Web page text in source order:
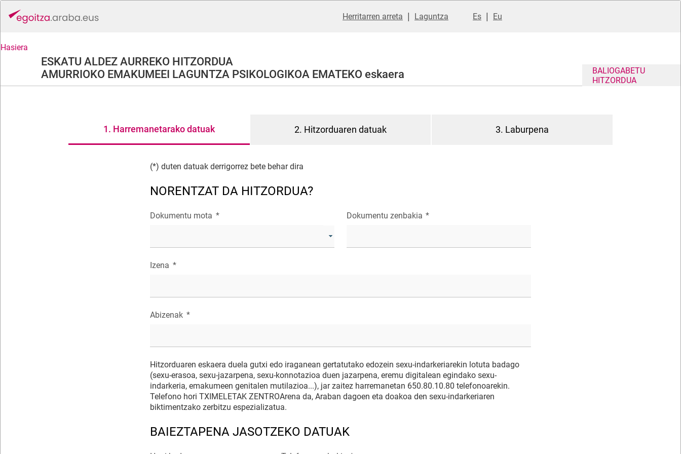
Herritarren arreta Laguntza Es Eu
Hasiera
ESKATU ALDEZ AURREKO HITZORDUA
AMURRIOKO EMAKUMEEI LAGUNTZA PSIKOLOGIKOA EMATEKO eskaera
BALIOGABETU
HITZORDUA
1. Harremanetarako datuak 2. Hitzorduaren datuak 3. Laburpena
(*) duten datuak derrigorrez bete behar dira
NORENTZAT DA HITZORDUA?
Dokumentu mota * Dokumentu zenbakia *
Izena *
Abizenak *
Hitzorduaren eskaera duela gutxi edo iraganean gertatutako edozein sexu-indarkeriarekin lotuta badago
(sexu-erasoa, sexu-jazarpena, sexu-konnotazioa duen jazarpena, eremu digitalean egindako sexu-
indarkeria, emakumeen genitalen mutilazioa...), jar zaitez harremanetan 650.80.10.80 telefonoarekin.
Telefono hori TXIMELETAK ZENTROArena da, Araban dagoen eta doakoa den sexu-indarkeriaren
biktimentzako zerbitzu espezializatua.
BAIEZTAPENA JASOTZEKO DATUAK